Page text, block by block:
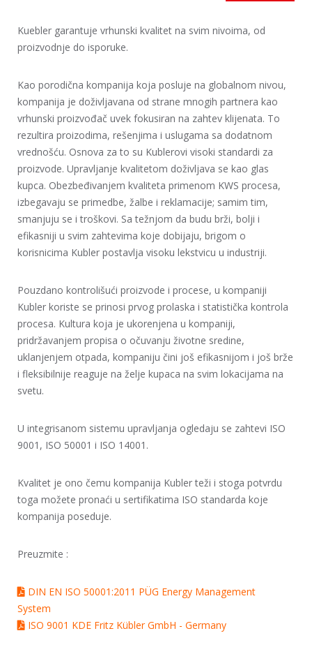
Kuebler garantuje vrhunski kvalitet na svim nivoima, od
proizvodnje do isporuke.
Kao porodična kompanija koja posluje na globalnom nivou,
kompanija je doživljavana od strane mnogih partnera kao
vrhunski proizvođač uvek fokusiran na zahtev klijenata. To
rezultira proizodima, rešenjima i uslugama sa dodatnom
vrednošću. Osnova za to su Kublerovi visoki standardi za
proizvode. Upravljanje kvalitetom doživljava se kao glas
kupca. Obezbeđivanjem kvaliteta primenom KWS procesa,
izbegavaju se primedbe, žalbe i reklamacije; samim tim,
smanjuju se i troškovi. Sa težnjom da budu brži, bolji i
efikasniji u svim zahtevima koje dobijaju, brigom o
korisnicima Kubler postavlja visoku lekstvicu u industriji.
Pouzdano kontrolišući proizvode i procese, u kompaniji
Kubler koriste se prinosi prvog prolaska i statistička kontrola
procesa. Kultura koja je ukorenjena u kompaniji,
pridržavanjem propisa o očuvanju životne sredine,
uklanjenjem otpada, kompaniju čini još efikasnijom i još brže
i fleksibilnije reaguje na želje kupaca na svim lokacijama na
svetu.
U integrisanom sistemu upravljanja ogledaju se zahtevi ISO
9001, ISO 50001 i ISO 14001.
Kvalitet je ono čemu kompanija Kubler teži i stoga potvrdu
toga možete pronaći u sertifikatima ISO standarda koje
kompanija poseduje.
Preuzmite :
DIN EN ISO 50001:2011 PÜG Energy Management
System
ISO 9001 KDE Fritz Kübler GmbH - Germany